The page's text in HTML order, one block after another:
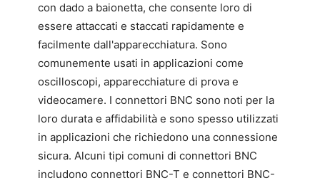
con dado a baionetta, che consente loro di
essere attaccati e staccati rapidamente e
facilmente dall'apparecchiatura. Sono
comunemente usati in applicazioni come
oscilloscopi, apparecchiature di prova e
videocamere. I connettori BNC sono noti per la
loro durata e affidabilità e sono spesso utilizzati
in applicazioni che richiedono una connessione
sicura. Alcuni tipi comuni di connettori BNC
includono connettori BNC-T e connettori BNC-